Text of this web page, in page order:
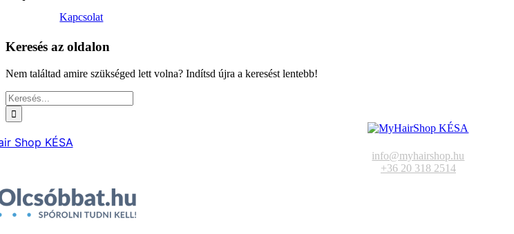
Kapcsolat
Keresés az oldalon
Nem találtad amire szükséged lett volna? Indítsd újra a keresést lentebb!
Keresés...
Shop KÉSA
info@myhairshop.hu
+36 20 318 2514